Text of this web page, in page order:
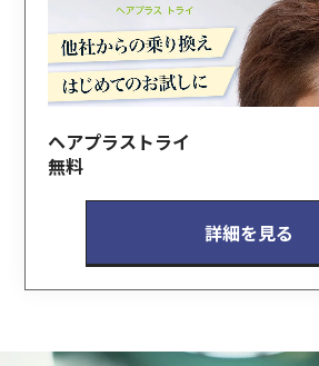
ヘアプラストライ
無料
詳細を見る